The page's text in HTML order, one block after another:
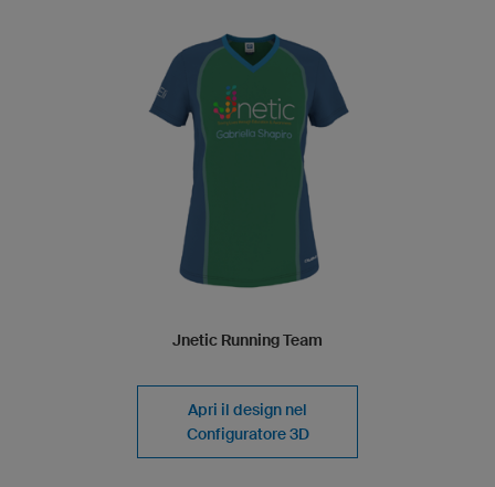
Jnetic Running Team
Apri il design nel
Configuratore 3D